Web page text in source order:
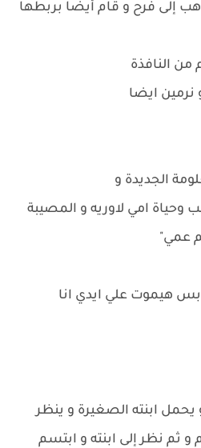
إلى فرح و قام أيضا بربطها
من النافذة
ايضا
الجديدة و
وحياة امي لاوريه و المصيبة
عمي"
هيموت علي ايدي انا
ابنته الصغيرة و ينظر
و ثم نظر إلى ابنته و ابتسم